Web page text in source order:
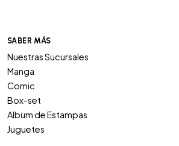
SABER MÁS
Nuestras Sucursales
Manga
Comic
Box-set
Album de Estampas
Juguetes